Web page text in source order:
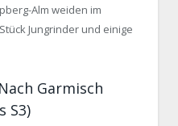
Alm weiden im
Jungrinder und einige
Garmisch
S3)